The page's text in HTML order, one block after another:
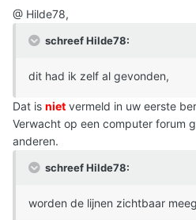
@ Hilde78,
schreef Hilde78:
dit had ik zelf al gevonden,
Dat is niet vermeld in uw eerste
Verwacht op een computer forum
anderen.
schreef Hilde78:
worden de lijnen zichtbaar